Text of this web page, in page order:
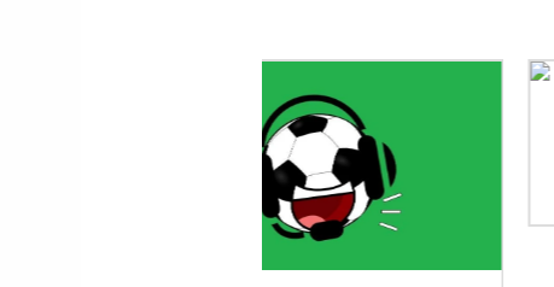
Le gardien Vitor Baia
porte le maillot n°99
avec Porto